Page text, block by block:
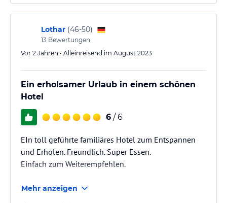
Lothar (46-50)
13 Bewertungen
Vor 2 Jahren • Alleinreisend im August 2023
Ein erholsamer Urlaub in einem schönen
Hotel
6 / 6
EIn toll geführte familiäres Hotel zum Entspannen
und Erholen. Freundlich. Super Essen.
Einfach zum Weiterempfehlen.
Mehr anzeigen